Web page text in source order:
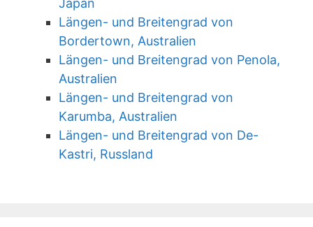
Japan
Längen- und Breitengrad von
Bordertown, Australien
Längen- und Breitengrad von Penola,
Australien
Längen- und Breitengrad von
Karumba, Australien
Längen- und Breitengrad von De-
Kastri, Russland